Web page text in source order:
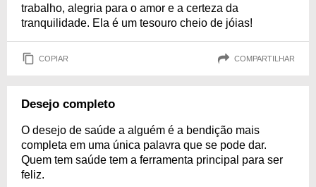
trabalho, alegria para o amor e a certeza da
tranquilidade. Ela é um tesouro cheio de jóias!
COPIAR COMPARTILHAR
Desejo completo
O desejo de saúde a alguém é a bendição mais
completa em uma única palavra que se pode dar.
Quem tem saúde tem a ferramenta principal para ser
feliz.